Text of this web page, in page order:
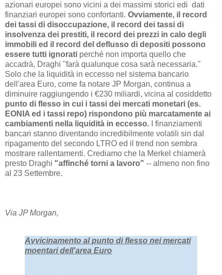
azionari europei sono vicini a dei massimi storici edi dati
finanziari europei sono confortanti. Ovviamente, il record
dei tassi di disoccupazione, il record dei tassi di
insolvenza dei prestiti, il record dei prezzi in calo degli
immobili ed il record del deflusso di depositi possono
essere tutti ignorati perché non importa quello che
accadrà, Draghi "farà qualunque cosa sarà necessaria."
Solo che la liquidità in eccesso nel sistema bancario
dell'area Euro, come fa notare JP Morgan, continua a
diminuire raggiungendo i €230 miliardi, vicina al cosiddetto
punto di flesso in cui i tassi dei mercati monetari (es.
EONIA ed i tassi repo) rispondono più marcatamente ai
cambiamenti nella liquidità in eccesso. I finanziamenti
bancari stanno diventando incredibilmente volatili sin dal
ripagamento del secondo LTRO ed il trend non sembra
mostrare rallentamenti. Crediamo che la Merkel chiamerà
presto Draghi "affinché torni a lavoro" -- almeno non fino
al 23 Settembre.
Via JP Morgan,
Avvicinamento al punto di flesso nei mercati
moentari dell'area Euro